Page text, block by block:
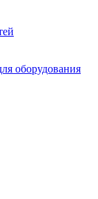
оборудования